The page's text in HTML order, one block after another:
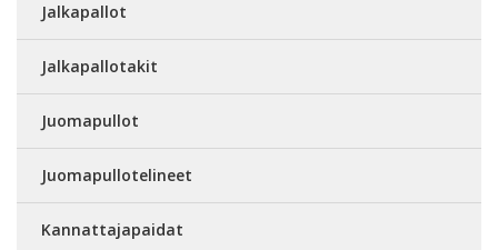
Jalkapallot
Jalkapallotakit
Juomapullot
Juomapullotelineet
Kannattajapaidat